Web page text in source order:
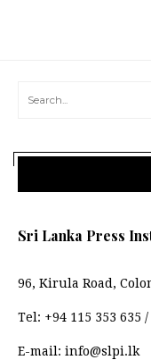
Sri Lanka Press
96, Kirula Road,
Tel: +94 115 353 635 /
E-mail: info@slpi.lk